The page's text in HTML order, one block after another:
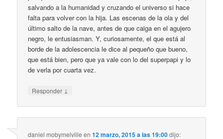
salvando a la humanidad y cruzando el universo si hace
falta para volver con la hija. Las escenas de la ola y del
último salto de la nave, antes de que caiga en el agujero
negro, le entusiasman. Y, curiosamente, el que está al
borde de la adolescencia le dice al pequeño que bueno,
que está bien, pero que ya vale con lo del superpapi y lo
de verla por cuarta vez.
Responder ↓
daniel mobymelville en12 marzo, 2015 a las 19:00dijo: